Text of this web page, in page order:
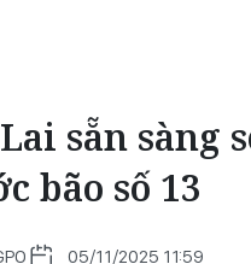
sẵn sàng
bão số 13
05/11/2025 11:59